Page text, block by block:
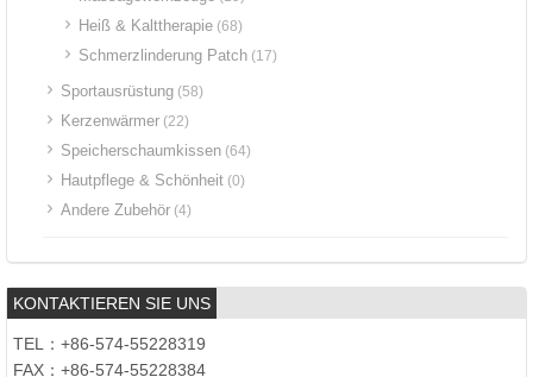
Heiß & Kalttherapie (68)
Schmerzlinderung Patch (17)
Sportausrüstung (58)
Kerzenwärmer (22)
Speicherschaumkissen (64)
Hautpflege & Schönheit (0)
Andere Zubehör (4)
KONTAKTIEREN SIE UNS
TEL：+86-574-55228319
FAX：+86-574-55228384